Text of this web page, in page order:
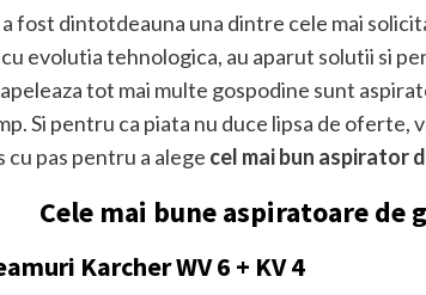
fost dintotdeauna una dintre cele mai
evolutia tehnologica, au aparut solutii si
tot mai multe gospodine sunt
Si pentru ca piata nu duce lipsa de oferte,
cu pas pentru a alege cel mai bun aspirator
Cele mai bune aspiratoare de
Karcher WV 6 + KV 4